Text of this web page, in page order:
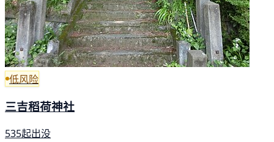
低风险
三吉稻荷神社
535起出没